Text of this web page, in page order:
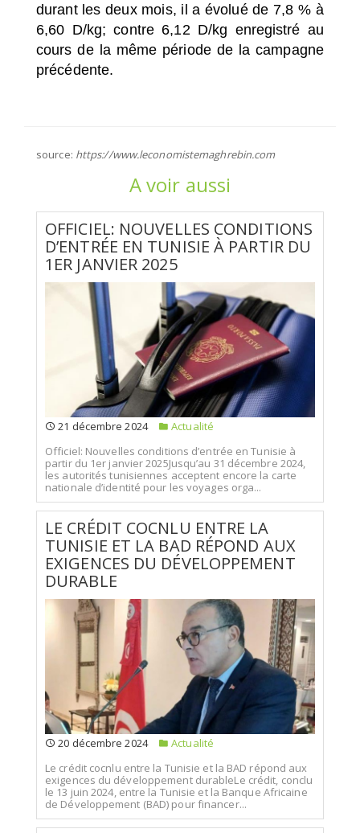
durant les deux mois, il a évolué de 7,8 % à
6,60 D/kg; contre 6,12 D/kg enregistré au
cours de la même période de la campagne
précédente.
source: https://www.leconomistemaghrebin.com
A voir aussi
OFFICIEL: NOUVELLES CONDITIONS
D’ENTRÉE EN TUNISIE À PARTIR DU
1ER JANVIER 2025
21 décembre 2024
Actualité
Officiel: Nouvelles conditions d’entrée en Tunisie à
partir du 1er janvier 2025Jusqu’au 31 décembre 2024,
les autorités tunisiennes acceptent encore la carte
nationale d’identité pour les voyages orga...
LE CRÉDIT COCNLU ENTRE LA
TUNISIE ET LA BAD RÉPOND AUX
EXIGENCES DU DÉVELOPPEMENT
DURABLE
20 décembre 2024
Actualité
Le crédit cocnlu entre la Tunisie et la BAD répond aux
exigences du développement durableLe crédit, conclu
le 13 juin 2024, entre la Tunisie et la Banque Africaine
de Développement (BAD) pour financer...